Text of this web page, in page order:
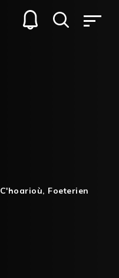
C'hoarioù, Foeterien